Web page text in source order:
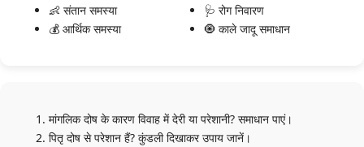
👶 संतान समस्या
💰 आर्थिक समस्या
🩺 रोग निवारण
🧿 काले जादू समाधान
मांगलिक दोष के कारण विवाह में देरी या परेशानी? समाधान पाएं।
पितृ दोष से परेशान हैं? कुंडली दिखाकर उपाय जानें।